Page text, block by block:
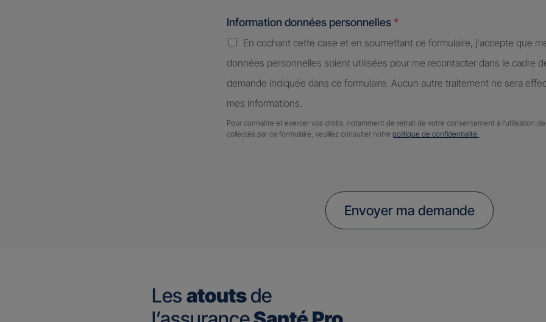
Information données personnelles *
En cochant cette case et en soumettant ce formulaire, j'accepte que
données personnelles soient utilisées pour me recontacter dans le cadre
demande indiquée dans ce formulaire. Aucun autre traitement ne sera
mes informations.
Pour connaitre et exercer vos droits, notamment de retrait de votre consentement à l'utilisation
collectés par ce formulaire, veuillez consulter notre politique de confidentialité.
Envoyer ma demande
Les atoutsde